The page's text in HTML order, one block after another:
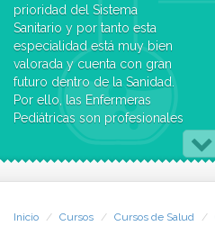
prioridad del Sistema
Sanitario y por tanto esta
especialidad está muy bien
valorada y cuenta con gran
futuro dentro de la Sanidad.
Por ello, las Enfermeras
Pediátricas son profesionales
de reconocido prestigio y
Inicio Cursos Cursos de Salud